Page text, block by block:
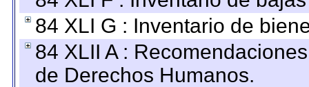
84 XLI G : Inventario de
84 XLII A :
de Derechos Humanos.